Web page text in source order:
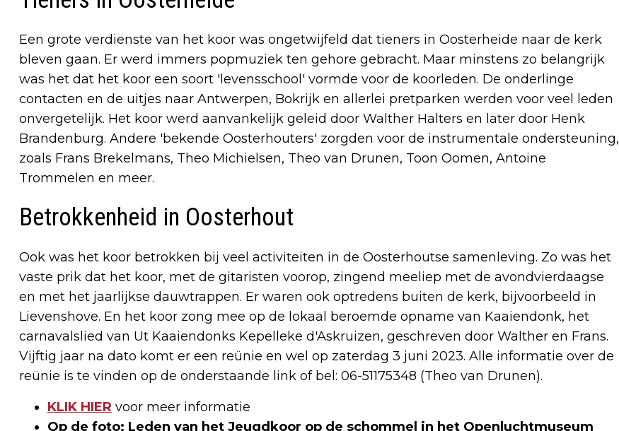
Een grote verdienste van het koor was ongetwijfeld dat tieners in Oosterheide naar de kerk
bleven gaan. Er werd immers popmuziek ten gehore gebracht. Maar minstens zo belangrijk
was het dat het koor een soort 'levensschool' vormde voor de koorleden. De onderlinge
contacten en de uitjes naar Antwerpen, Bokrijk en allerlei pretparken werden voor veel leden
onvergetelijk. Het koor werd aanvankelijk geleid door Walther Halters en later door Henk
Brandenburg. Andere 'bekende Oosterhouters' zorgden voor de instrumentale ondersteuning,
zoals Frans Brekelmans, Theo Michielsen, Theo van Drunen, Toon Oomen, Antoine
Trommelen en meer.
Betrokkenheid in Oosterhout
Ook was het koor betrokken bij veel activiteiten in de Oosterhoutse samenleving. Zo was het
vaste prik dat het koor, met de gitaristen voorop, zingend meeliep met de avondvierdaagse
en met het jaarlijkse dauwtrappen. Er waren ook optredens buiten de kerk, bijvoorbeeld in
Lievenshove. En het koor zong mee op de lokaal beroemde opname van Kaaiendonk, het
carnavalslied van Ut Kaaiendonks Kepelleke d'Askruizen, geschreven door Walther en Frans.
Vijftig jaar na dato komt er een reünie en wel op zaterdag 3 juni 2023. Alle informatie over de
reünie is te vinden op de onderstaande link of bel: 06-51175348 (Theo van Drunen).
KLIK HIER voor meer informatie
Op de foto: Leden van het Jeugdkoor op de schommel in het Openluchtmuseum